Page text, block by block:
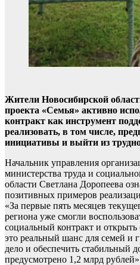
Жители Новосибирской
проекта «Семья» активно
контракт как инструмент
реализовать, в том числе,
инициативы и выйти из
Начальник управления
министерства труда и
области Светлана Доропеева
позитивных примеров
«За первые пять месяцев
региона уже смогли
социальный контракт и
это реальный шанс для семей и
дело и обеспечить стабильный
предусмотрено 1,2 млрд